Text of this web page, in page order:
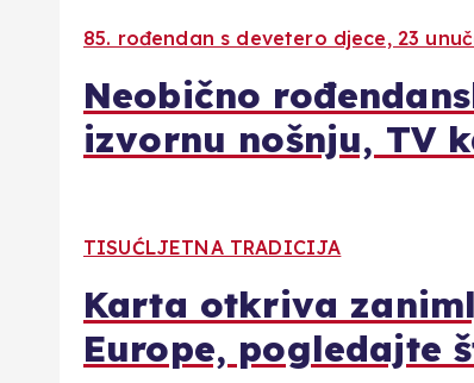
85. rođendan s devetero djece, 23
Neobično
izvornu nošnju, TV
TISUĆLJETNA TRADICIJA
Karta otkriva
Europe, pogledajte